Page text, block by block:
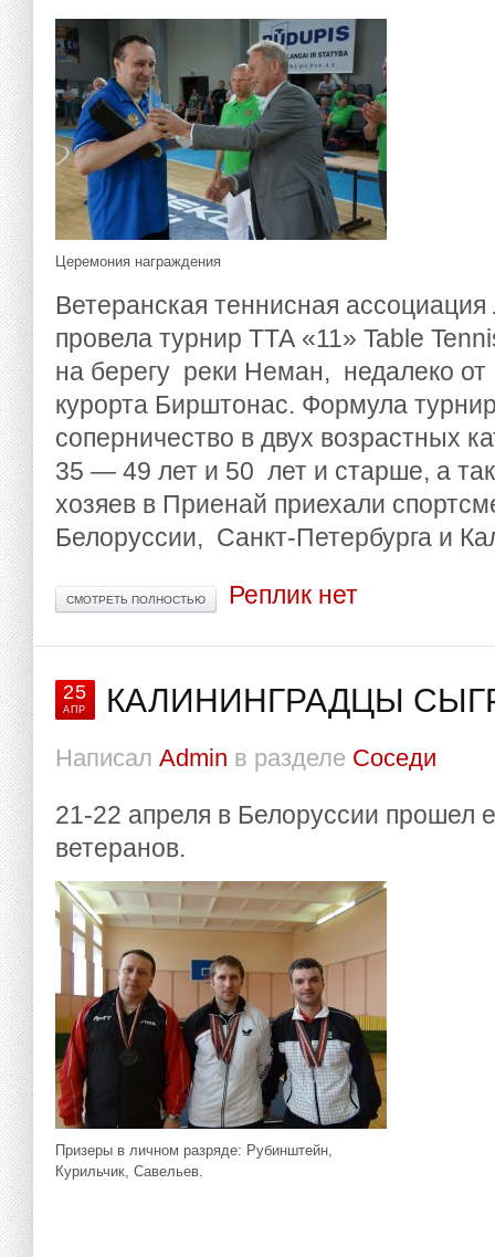
Церемония награждения
Ветеранская теннисная
провела турнир ТТА «11» Table
на берегу реки Неман, недалеко от
курорта Бирштонас. Формула
соперничество в двух возрастных
35 — 49 лет и 50 лет и старше, а
хозяев в Приенай приехали
Белоруссии, Санкт-Петербурга и
СМОТРЕТЬ ПОЛНОСТЬЮ Реплик нет
25
АПР КАЛИНИНГРАДЦЫ
Написал Admin в разделе Соседи
21-22 апреля в Белоруссии прошел
ветеранов.
Призеры в личном разряде: Рубинштейн,
Курильчик, Савельев.